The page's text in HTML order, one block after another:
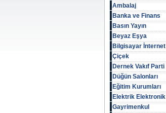
Ambalaj
Banka ve Finans
Basın Yayın
Beyaz Eşya
Bilgisayar İnternet
Çiçek
Dernek Vakıf Parti
Düğün Salonları
Eğitim Kurumları
Elektrik Elektronik
Gayrimenkul